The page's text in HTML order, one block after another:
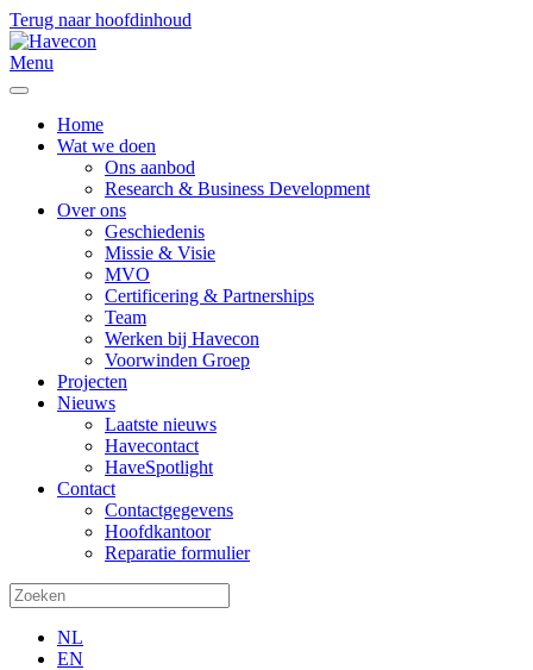
Terug naar hoofdinhoud
Menu
Home
Wat we doen
Ons aanbod
Research & Business Development
Over ons
Geschiedenis
Missie & Visie
MVO
Certificering & Partnerships
Team
Werken bij Havecon
Voorwinden Groep
Projecten
Nieuws
Laatste nieuws
Havecontact
HaveSpotlight
Contact
Contactgegevens
Hoofdkantoor
Reparatie formulier
NL
EN